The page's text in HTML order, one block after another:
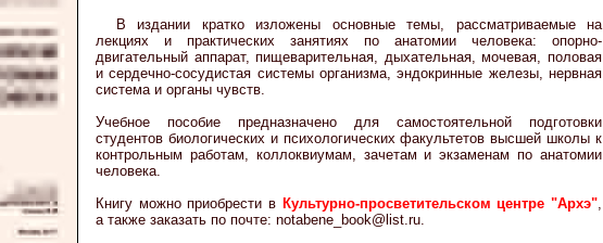
В издании кратко изложены основные темы, рассматриваемые на
лекциях и практических занятиях по анатомии человека: опорно-
двигательный аппарат, пищеварительная, дыхательная, мочевая, половая
и сердечно-сосудистая системы организма, эндокринные железы, нервная
система и органы чувств.
Учебное пособие предназначено для самостоятельной подготовки
студентов биологических и психологических факультетов высшей школы к
контрольным работам, коллоквиумам, зачетам и экзаменам по анатомии
человека.
Книгу можно приобрести в Культурно-просветительском центре "Архэ",
а также заказать по почте: notabene_book@list.ru.